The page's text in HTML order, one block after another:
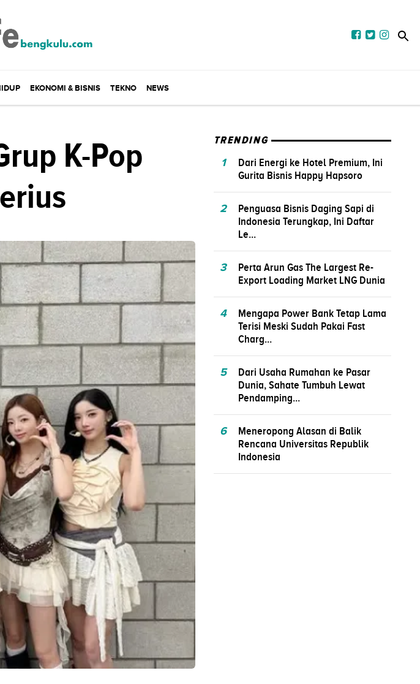
EKONOMI & BISNIS TEKNO NEWS
K-Pop
TRENDING
1
Dari Energi ke Hotel Premium, Ini
Gurita Bisnis Happy Hapsoro
2
Penguasa Bisnis Daging Sapi di
Indonesia Terungkap, Ini Daftar
Le...
3
Perta Arun Gas The Largest Re-
Export Loading Market LNG Dunia
4
Mengapa Power Bank Tetap Lama
Terisi Meski Sudah Pakai Fast
Charg...
5
Dari Usaha Rumahan ke Pasar
Dunia, Sahate Tumbuh Lewat
Pendamping...
6
Meneropong Alasan di Balik
Rencana Universitas Republik
Indonesia